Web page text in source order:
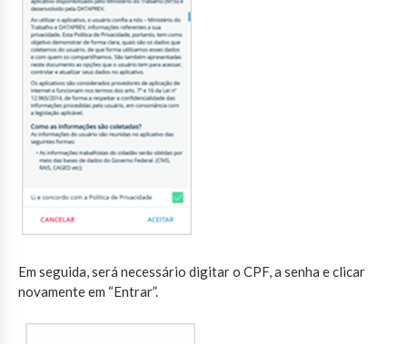
Em seguida, será necessário digitar o CPF, a senha e clicar
novamente em “Entrar”.